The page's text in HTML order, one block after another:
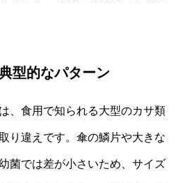
型的なパターン
、食用で知られる大型のカサ類
り違えです。傘の鱗片や大きな
菌では差が小さいため、サイズ